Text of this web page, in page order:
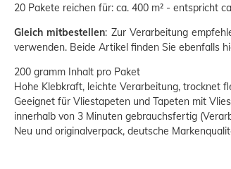
20 Pakete reichen für: ca. 400 m² - entspricht
Gleich mitbestellen: Zur Verarbeitung
verwenden. Beide Artikel finden Sie ebenfalls
200 gramm Inhalt pro Paket
Hohe Klebkraft, leichte Verarbeitung, trocknet
Geeignet für Vliestapeten und Tapeten mit
innerhalb von 3 Minuten gebrauchsfertig
Neu und originalverpack, deutsche
Eimer für Farbe Wasser
mit Skalierung